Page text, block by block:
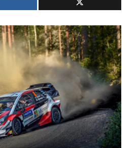
or
other
works.
admin